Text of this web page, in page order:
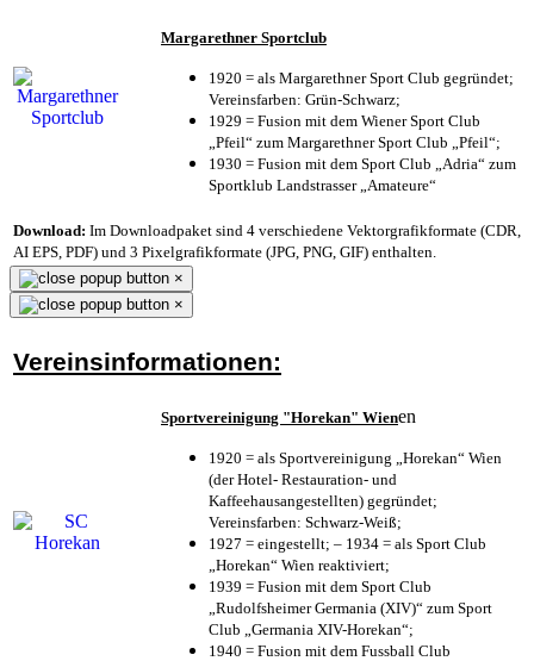
Margarethner Sportclub
1920 = als Margarethner Sport Club gegründet;
Vereinsfarben: Grün-Schwarz;
1929 = Fusion mit dem Wiener Sport Club
„Pfeil“ zum Margarethner Sport Club „Pfeil“;
1930 = Fusion mit dem Sport Club „Adria“ zum
Sportklub Landstrasser „Amateure“
Download: Im Downloadpaket sind 4 verschiedene Vektorgrafikformate (CDR,
AI EPS, PDF) und 3 Pixelgrafikformate (JPG, PNG, GIF) enthalten.
×
×
Vereinsinformationen:
Sportvereinigung "Horekan" Wienen
1920 = als Sportvereinigung „Horekan“ Wien
(der Hotel- Restauration- und
Kaffeehausangestellten) gegründet;
Vereinsfarben: Schwarz-Weiß;
1927 = eingestellt; – 1934 = als Sport Club
„Horekan“ Wien reaktiviert;
1939 = Fusion mit dem Sport Club
„Rudolfsheimer Germania (XIV)“ zum Sport
Club „Germania XIV-Horekan“;
1940 = Fusion mit dem Fussball Club